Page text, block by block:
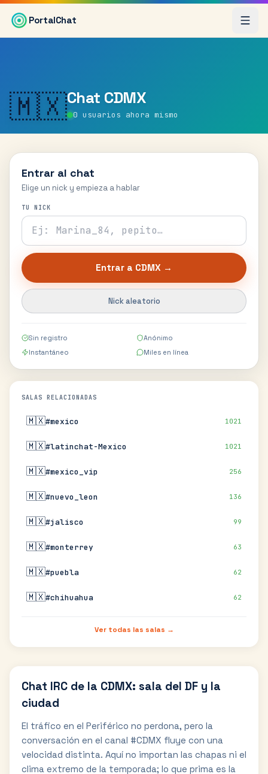
Saltar al contenido principal
PortalChat
🇲🇽Chat CDMX
0 usuarios ahora mismo
Entrar al chat
Elige un nick y empieza a hablar
TU NICK
Entrar a CDMX →
Nick aleatorio
Sin registro
Anónimo
Instantáneo
Miles en línea
SALAS RELACIONADAS
🇲🇽#mexico 1021
🇲🇽#latinchat-Mexico 1021
🇲🇽#mexico_vip 256
🇲🇽#nuevo_leon 136
🇲🇽#jalisco 99
🇲🇽#monterrey 63
🇲🇽#puebla 62
🇲🇽#chihuahua 62
Ver todas las salas →
Chat IRC de la CDMX: sala del DF y la
ciudad
El tráfico en el Periférico no perdona, pero la
conversación en el canal #CDMX fluye con una
velocidad distinta. Aquí no importan las chapas ni el
clima extremo de la temporada; lo que prima es la